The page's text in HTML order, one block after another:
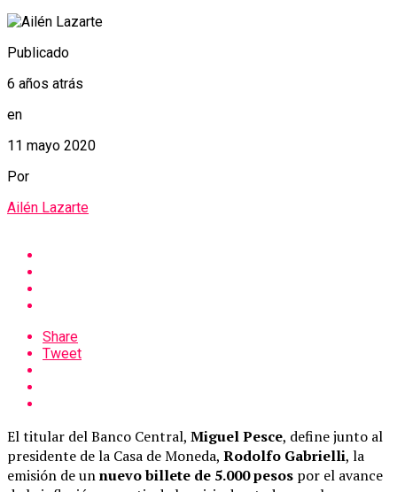
Publicado
6 años atrás
en
11 mayo 2020
Por
Ailén Lazarte
Share
Tweet
El titular del Banco Central, Miguel Pesce, define junto al
presidente de la Casa de Moneda, Rodolfo Gabrielli, la
emisión de unnuevo billete de 5.000 pesos por el avance